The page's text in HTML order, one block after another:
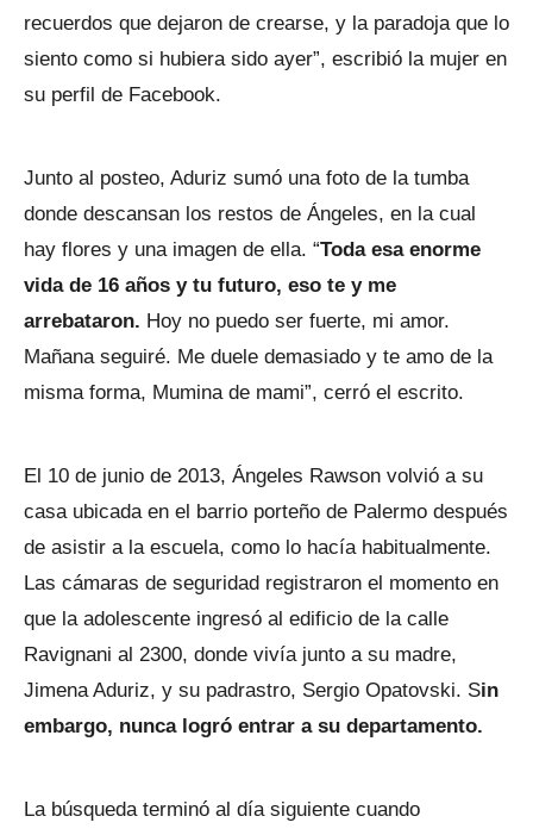
recuerdos que dejaron de crearse, y la paradoja que lo
siento como si hubiera sido ayer”, escribió la mujer en
su perfil de Facebook.
Junto al posteo, Aduriz sumó una foto de la tumba
donde descansan los restos de Ángeles, en la cual
hay flores y una imagen de ella. “Toda esa enorme
vida de 16 años y tu futuro, eso te y me
arrebataron. Hoy no puedo ser fuerte, mi amor.
Mañana seguiré. Me duele demasiado y te amo de la
misma forma, Mumina de mami”, cerró el escrito.
El 10 de junio de 2013, Ángeles Rawson volvió a su
casa ubicada en el barrio porteño de Palermo después
de asistir a la escuela, como lo hacía habitualmente.
Las cámaras de seguridad registraron el momento en
que la adolescente ingresó al edificio de la calle
Ravignani al 2300, donde vivía junto a su madre,
Jimena Aduriz, y su padrastro, Sergio Opatovski. Sin
embargo, nunca logró entrar a su departamento.
La búsqueda terminó al día siguiente cuando